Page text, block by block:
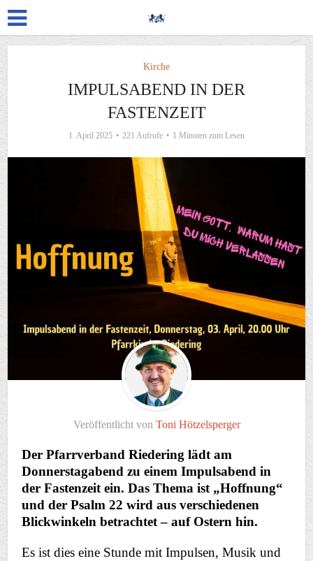
Kirche
IMPULSABEND IN DER
FASTENZEIT
1. April 2025 221 Aufrufe 1 Minuten zum Lesen
Veröffentlicht von Toni Hötzelsperger
Der Pfarrverband Riedering lädt am
Donnerstagabend zu einem Impulsabend in
der Fastenzeit ein. Das Thema ist „Hoffnung“
und der Psalm 22 wird aus verschiedenen
Blickwinkeln betrachtet – auf Ostern hin.
Es ist dies eine Stunde mit Impulsen, Musik und